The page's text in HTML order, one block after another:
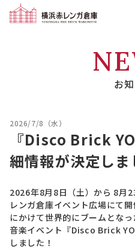
お
2026/7/8（水）
『Disco Brick
細情報が決定しま
2026年8月8日（土）から 8月
レンガ倉庫イベント広場にて
にかけて世界的にブームとな
音楽イベント『Disco Brick
しました！